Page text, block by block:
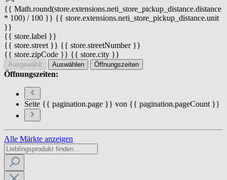
{{ Math.round(store.extensions.neti_store_pickup_distance.distance
* 100) / 100 }} {{ store.extensions.neti_store_pickup_distance.unit
}}
{{ store.label }}
{{ store.street }} {{ store.streetNumber }}
{{ store.zipCode }} {{ store.city }}
Ausgewählt Auswählen Öffnungszeiten
Öffnungszeiten:
Seite {{ pagination.page }} von {{ pagination.pageCount }}
Alle Märkte anzeigen